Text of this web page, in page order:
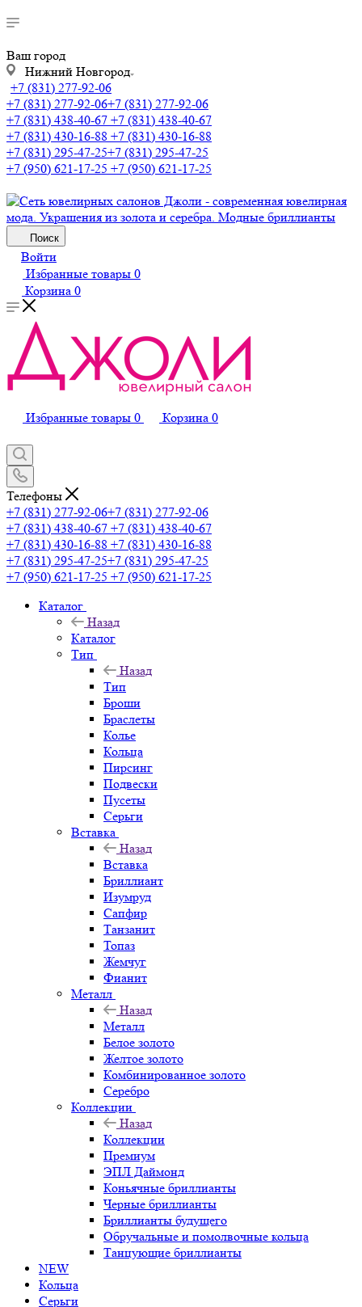
Ваш город
Нижний Новгород
+7 (831) 277-92-06
+7 (831) 277-92-06+7 (831) 277-92-06
+7 (831) 438-40-67 +7 (831) 438-40-67
+7 (831) 430-16-88 +7 (831) 430-16-88
+7 (831) 295-47-25+7 (831) 295-47-25
+7 (950) 621-17-25 +7 (950) 621-17-25
Поиск
Войти
Избранные товары 0
Корзина 0
Избранные товары 0 Корзина 0
Телефоны
+7 (831) 277-92-06+7 (831) 277-92-06
+7 (831) 438-40-67 +7 (831) 438-40-67
+7 (831) 430-16-88 +7 (831) 430-16-88
+7 (831) 295-47-25+7 (831) 295-47-25
+7 (950) 621-17-25 +7 (950) 621-17-25
Каталог
Назад
Каталог
Тип
Назад
Тип
Броши
Браслеты
Колье
Кольца
Пирсинг
Подвески
Пусеты
Серьги
Вставка
Назад
Вставка
Бриллиант
Изумруд
Сапфир
Танзанит
Топаз
Жемчуг
Фианит
Металл
Назад
Металл
Белое золото
Желтое золото
Комбинированное золото
Серебро
Коллекции
Назад
Коллекции
Премиум
ЭПЛ Даймонд
Коньячные бриллианты
Черные бриллианты
Бриллианты будущего
Обручальные и помолвочные кольца
Танцующие бриллианты
NEW
Кольца
Серьги